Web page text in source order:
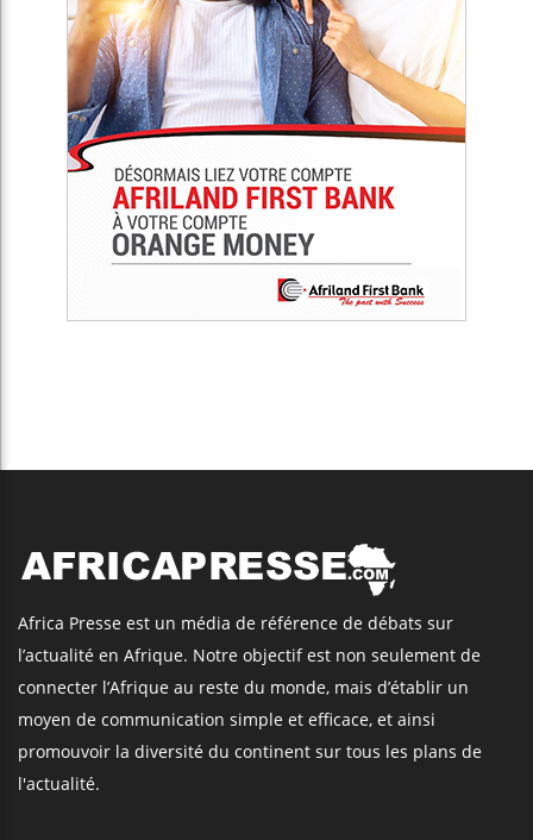
Africa Presse est un média de référence de débats sur
l’actualité en Afrique. Notre objectif est non seulement de
connecter l’Afrique au reste du monde, mais d’établir un
moyen de communication simple et efficace, et ainsi
promouvoir la diversité du continent sur tous les plans de
l'actualité.